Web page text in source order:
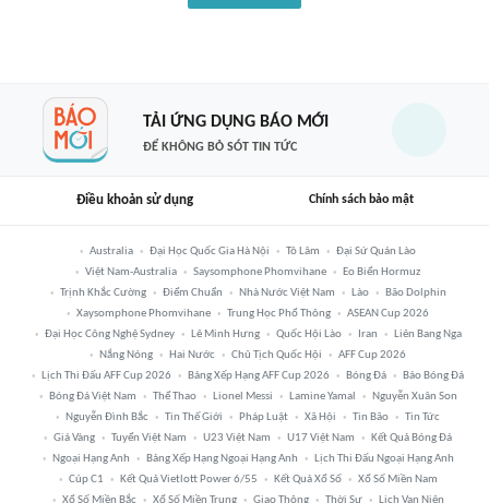
TẢI ỨNG DỤNG BÁO MỚI
ĐỂ KHÔNG BỎ SÓT TIN TỨC
Điều khoản sử dụng Chính sách bảo mật
Australia Đại Học Quốc Gia Hà Nội Tô Lâm
Đại Sứ Quán Lào
Việt Nam-Australia
Saysomphone Phomvihane
Eo Biển Hormuz
Trịnh Khắc Cường
Điểm Chuẩn Nhà Nước Việt Nam Lào
Bão Dolphin
Xaysomphone Phomvihane
Trung Học Phổ Thông
ASEAN Cup 2026
Đại Học Công Nghệ Sydney
Lê Minh Hưng Quốc Hội Lào Iran
Liên Bang Nga
Nắng Nóng
Hai Nước Chủ Tịch Quốc Hội
AFF Cup 2026
Lịch Thi Đấu AFF Cup 2026
Bảng Xếp Hạng AFF Cup 2026 Bóng Đá
Báo Bóng Đá
Bóng Đá Việt Nam
Thể Thao Lionel Messi Lamine Yamal
Nguyễn Xuân Son
Nguyễn Đình Bắc
Tin Thế Giới Pháp Luật Xã Hội Tin Bão
Tin Tức
Giá Vàng
Tuyển Việt Nam U23 Việt Nam U17 Việt Nam
Kết Quả Bóng Đá
Ngoại Hạng Anh
Bảng Xếp Hạng Ngoại Hạng Anh
Lịch Thi Đấu Ngoại Hạng Anh
Cúp C1
Kết Quả Vietlott Power 6/55 Kết Quả Xổ Số
Xổ Số Miền Nam
Xổ Số Miền Bắc
Xổ Số Miền Trung Giao Thông Thời Sự Lịch Vạn Niên